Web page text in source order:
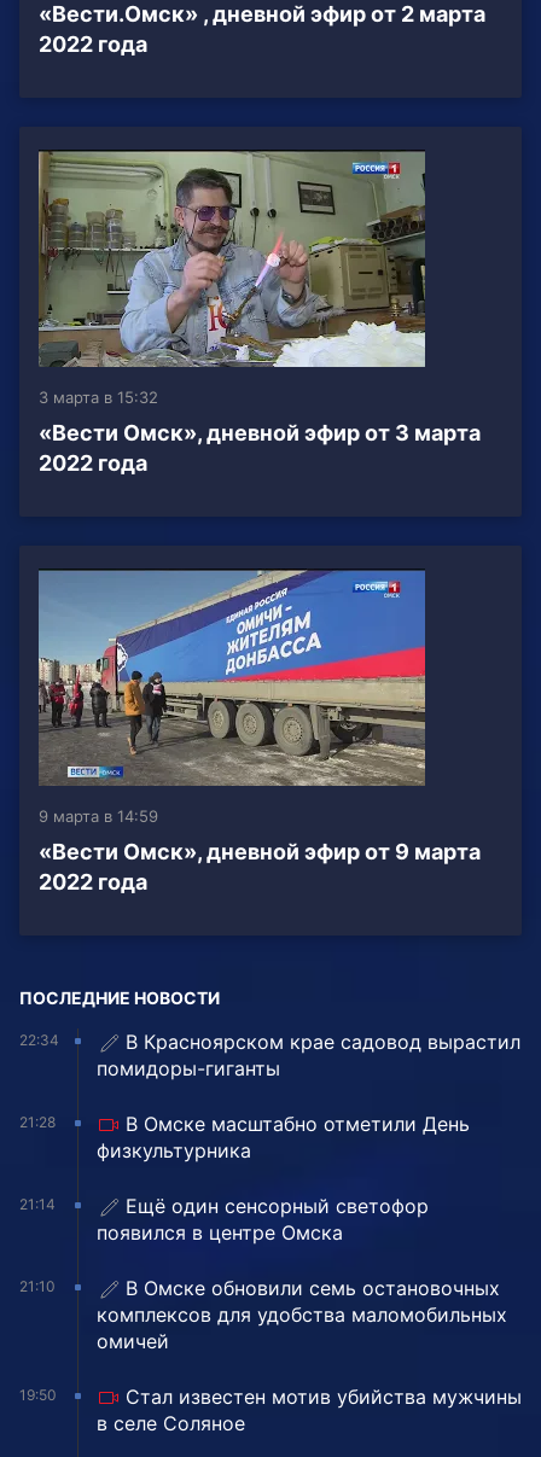
«Вести.Омск» , дневной эфир от 2 марта
2022 года
3 марта в 15:32
«Вести Омск», дневной эфир от 3 марта
2022 года
9 марта в 14:59
«Вести Омск», дневной эфир от 9 марта
2022 года
ПОСЛЕДНИЕ НОВОСТИ
22:34
В Красноярском крае садовод вырастил
помидоры-гиганты
21:28
В Омске масштабно отметили День
физкультурника
21:14
Ещё один сенсорный светофор
появился в центре Омска
21:10
В Омске обновили семь остановочных
комплексов для удобства маломобильных
омичей
19:50
Стал известен мотив убийства мужчины
в селе Соляное